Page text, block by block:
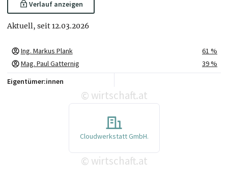
Verlauf anzeigen
Aktuell, seit 12.03.2026
Ing. Markus Plank
61 %
Mag. Paul Gatternig
39 %
Eigentümer:innen
© wirtschaft.at
Cloudwerkstatt GmbH.
© wirtschaft.at